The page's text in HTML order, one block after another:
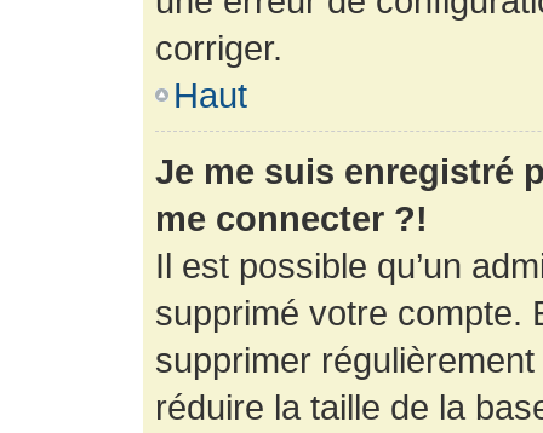
corriger.
Haut
Je me suis enregistré
me connecter ?!
Il est possible qu’un
supprimé votre compte.
supprimer
réduire la taille de la